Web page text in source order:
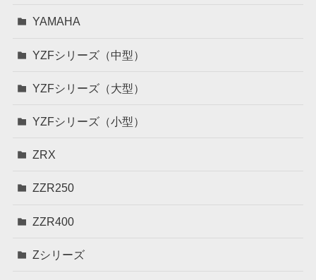
YAMAHA
YZFシリーズ（中型）
YZFシリーズ（大型）
YZFシリーズ（小型）
ZRX
ZZR250
ZZR400
Zシリーズ